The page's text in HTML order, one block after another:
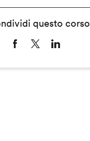
questo corso